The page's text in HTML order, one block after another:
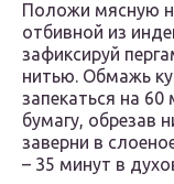
Положи мясную
отбивной из
зафиксируй
нитью. Обмажь
запекаться на
бумагу, обрезав
заверни в
– 35 минут в